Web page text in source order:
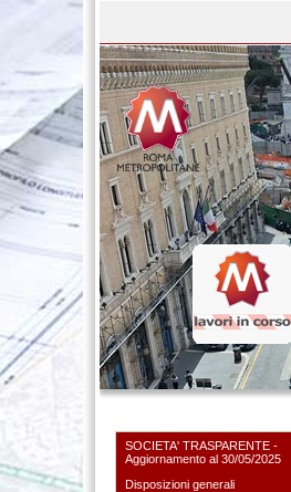
SOCIETA' TRASPARENTE -
Aggiornamento al 30/05/2025
Disposizioni generali